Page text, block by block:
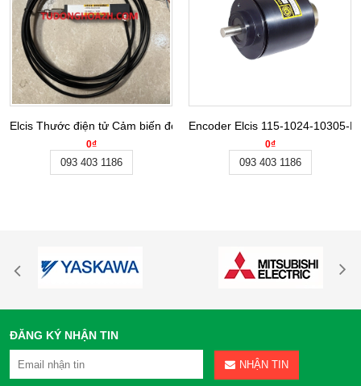
Elcis Thước điện tử Cảm biến đo khoảng cách L/3RPAE-26-B-CV-R-
0₫
093 403 1186
Encoder Elcis 115-1024-10305-
0₫
093 403 1186
ĐĂNG KÝ NHẬN TIN
NHẬN TIN